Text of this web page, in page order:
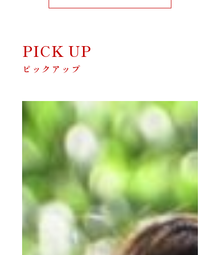
PICK UP
ピックアップ